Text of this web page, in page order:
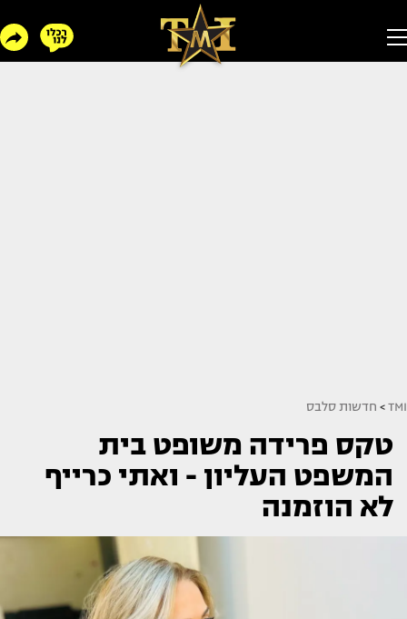
TMI
> חדשות סלבס
טקס פרידה משופט בית
המשפט העליון - ואתי כרייף
לא הוזמנה